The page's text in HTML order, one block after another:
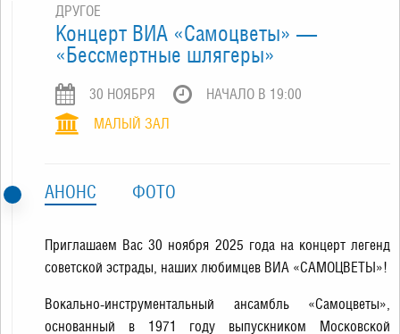
ДРУГОЕ
Концерт ВИА «Самоцветы» —
«Бессмертные шлягеры»
30 НОЯБРЯ
НАЧАЛО В 19:00
МАЛЫЙ ЗАЛ
АНОНС ФОТО
Приглашаем Вас 30 ноября 2025 года на концерт легенд
советской эстрады, наших любимцев ВИА «САМОЦВЕТЫ»!
Вокально-инструментальный ансамбль «Самоцветы»,
основанный в 1971 году выпускником Московской